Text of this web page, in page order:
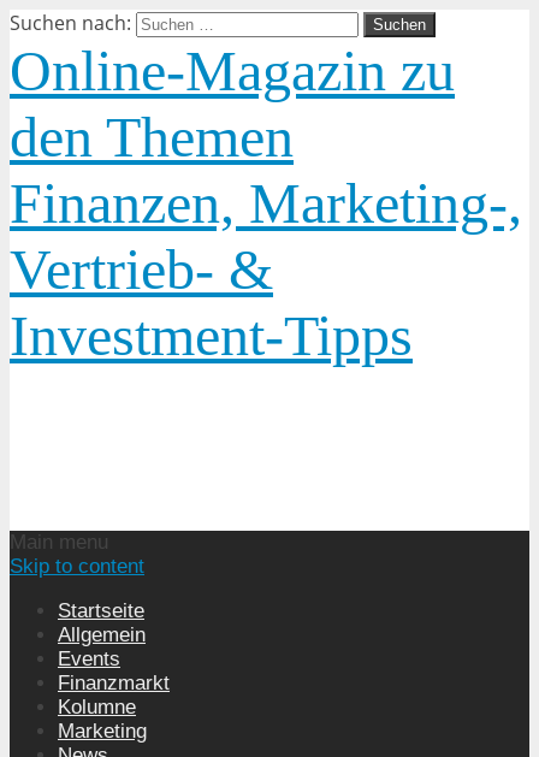
Suchen nach:
Online-Magazin zu
den Themen
Finanzen, Marketing-,
Vertrieb- &
Investment-Tipps
Main menu
Skip to content
Startseite
Allgemein
Events
Finanzmarkt
Kolumne
Marketing